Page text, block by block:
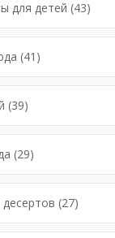
для детей (43)
(41)
(39)
(29)
(27)